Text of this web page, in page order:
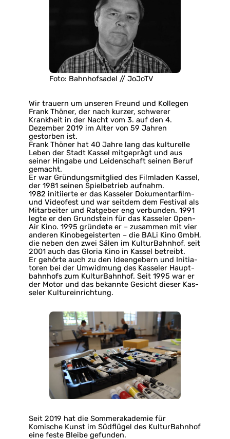
Foto: Bahnhofsadel // JoJoTV
Wir trauern um unseren Freund und Kollegen
Frank Thöner, der nach kurzer, schwerer
Krankheit in der Nacht vom 3. auf den 4.
Dezember 2019 im Alter von 59 Jahren
gestorben ist.
Frank Thöner hat 40 Jahre lang das kulturelle
Leben der Stadt Kassel mitgeprägt und aus
seiner Hingabe und Leidenschaft seinen Beruf
gemacht.
Er war Gründungsmitglied des Filmladen Kassel,
der 1981 seinen Spielbetrieb aufnahm.
1982 initiierte er das Kas­se­ler Do­ku­men­tar­film-
und Vi­de­ofest und war seit­dem dem Fes­ti­val als
Mit­ar­bei­ter und Rat­ge­ber eng ver­bun­den. 1991
legte er den Grund­stein für das Kas­se­ler Open-
Air Kino. 1995 grün­de­te er – zu­sam­men mit vier
an­de­ren Ki­no­be­geis­ter­ten – die BALi Kino GmbH,
die neben den zwei Sälen im Kul­tur­Bahn­hof, seit
2001 auch das Glo­ria Kino in Kas­sel be­treibt.
Er ge­hör­te auch zu den Ide­en­ge­bern und In­itia­
to­ren bei der Um­wid­mung des Kas­se­ler Haupt­
bahn­hofs zum Kul­tur­Bahn­hof. Seit 1995 war er
der Motor und das be­kann­te Ge­sicht die­ser Kas­
se­ler Kul­tur­ein­rich­tung.
Seit 2019 hat die Sommerakademie für
Komische Kunst im Südflügel des KulturBahnhof
eine feste Bleibe gefunden.